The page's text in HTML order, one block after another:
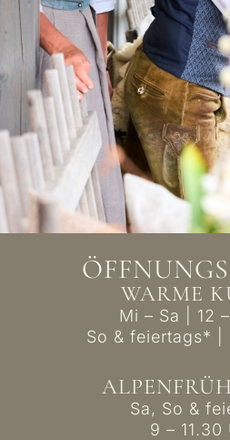
WARME
Mi – Sa | 12
So & feiertags* |
Sa, So &
9 – 11.30